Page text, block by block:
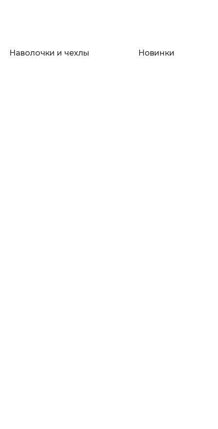
Наволочки и чехлы Новинки